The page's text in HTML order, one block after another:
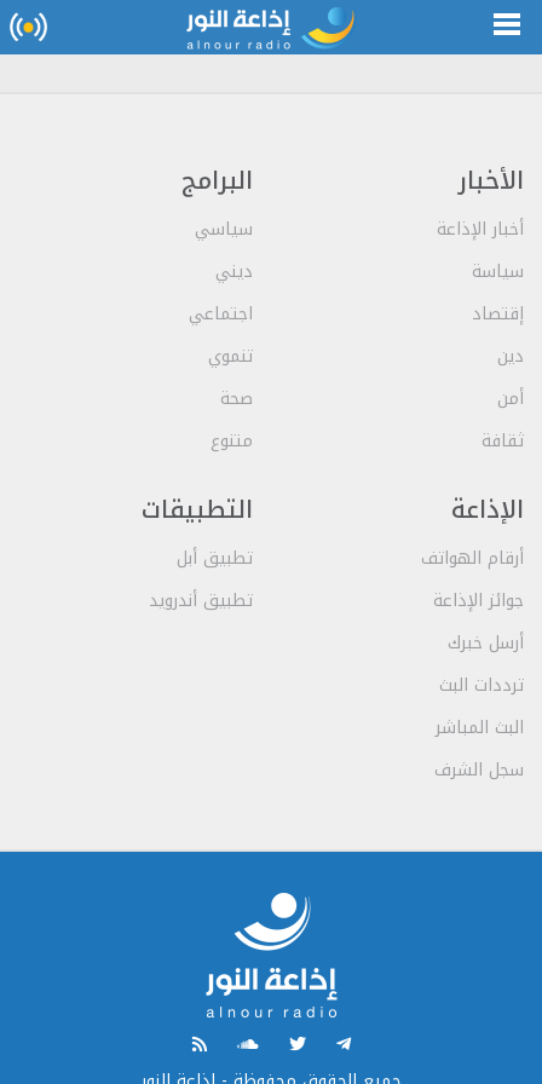
الأخبار
أخبار الإذاعة
سياسة
إقتصاد
دين
أمن
ثقافة
البرامج
سياسي
ديني
اجتماعي
تنموي
صحة
متنوع
الإذاعة
أرقام الهواتف
جوائز الإذاعة
أرسل خبرك
ترددات البث
البث المباشر
سجل الشرف
التطبيقات
تطبيق أبل
تطبيق أندرويد